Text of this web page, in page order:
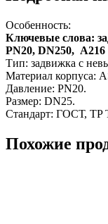
Особенность:
Ключевые слова:
PN20, DN250,
Тип: задвижка с
Материал корпуса:
Давление: PN20.
Размер: DN25.
Стандарт: ГОСТ, TP
Похожие